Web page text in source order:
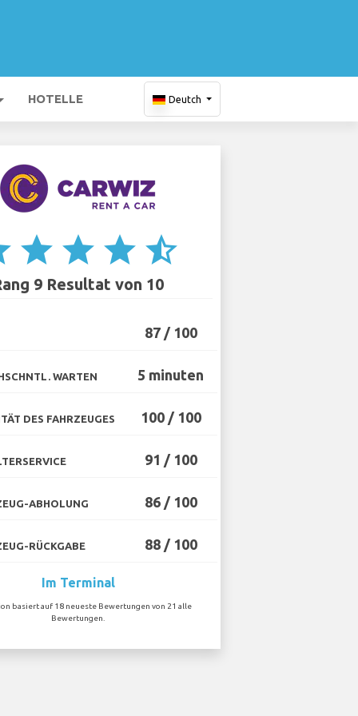
HOTELLE Deutch
star star star star_half
9 Resultat von 10
87 / 100
WARTEN 5 minuten
DES FAHRZEUGES 100 / 100
91 / 100
ABHOLUNG 86 / 100
RÜCKGABE 88 / 100
Im Terminal
basiert auf 18 neueste Bewertungen von 21 alle
Bewertungen.